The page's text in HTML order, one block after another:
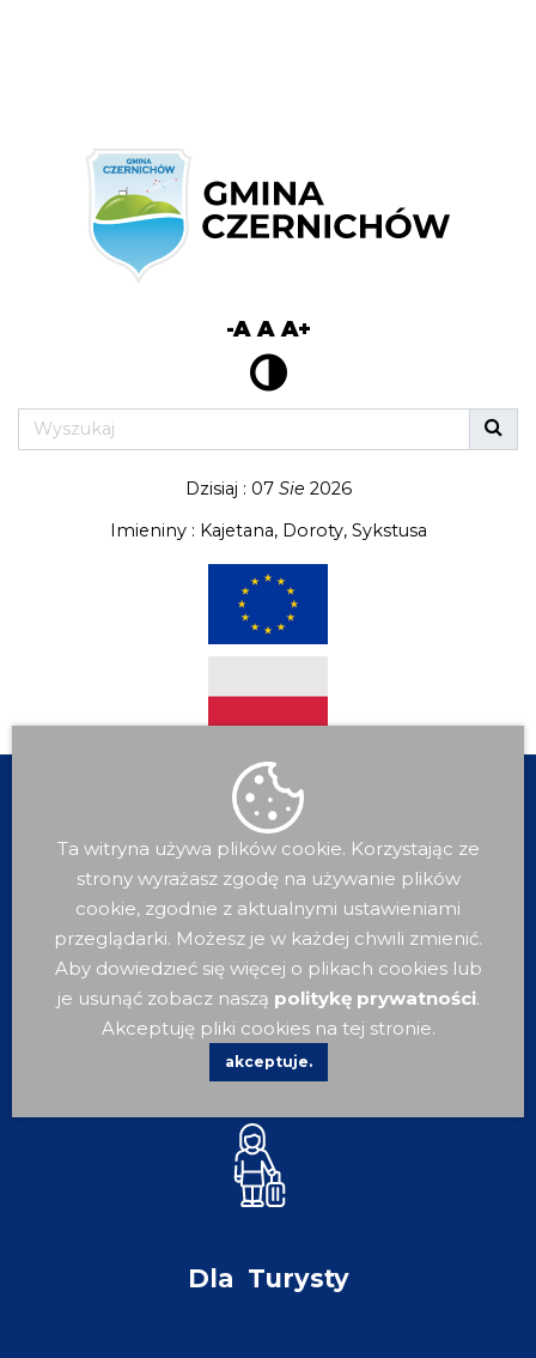
-AAA+
Dzisiaj : 07 Sie 2026
Imieniny : Kajetana, Doroty, Sykstusa
Dla Mieszkańca
Dla Turysty
Ta witryna używa plików cookie. Korzystając ze
strony wyrażasz zgodę na używanie plików
cookie, zgodnie z aktualnymi ustawieniami
przeglądarki. Możesz je w każdej chwili zmienić.
Aby dowiedzieć się więcej o plikach cookies lub
je usunąć zobacz naszą politykę prywatności.
Akceptuję pliki cookies na tej stronie.
akceptuje.